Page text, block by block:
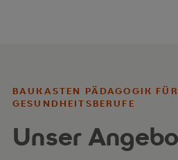
BAUKASTEN PÄDAGOGIK FÜR
GESUNDHEITSBERUFE
Unser